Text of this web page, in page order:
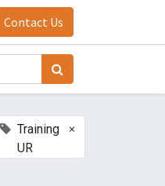
Contact Us
Training
UR
×